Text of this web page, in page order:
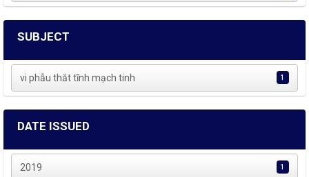
SUBJECT
vi phẫu thắt tĩnh mạch tinh 1
DATE ISSUED
2019 1